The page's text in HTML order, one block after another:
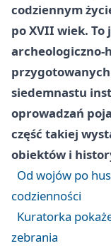
codziennym
po XVII wiek. To
archeologiczno-
przygotowanych
siedemnastu
oprowadzań
część takiej
obiektów i
Od wojów po
codzienności
Kuratorka
zebrania